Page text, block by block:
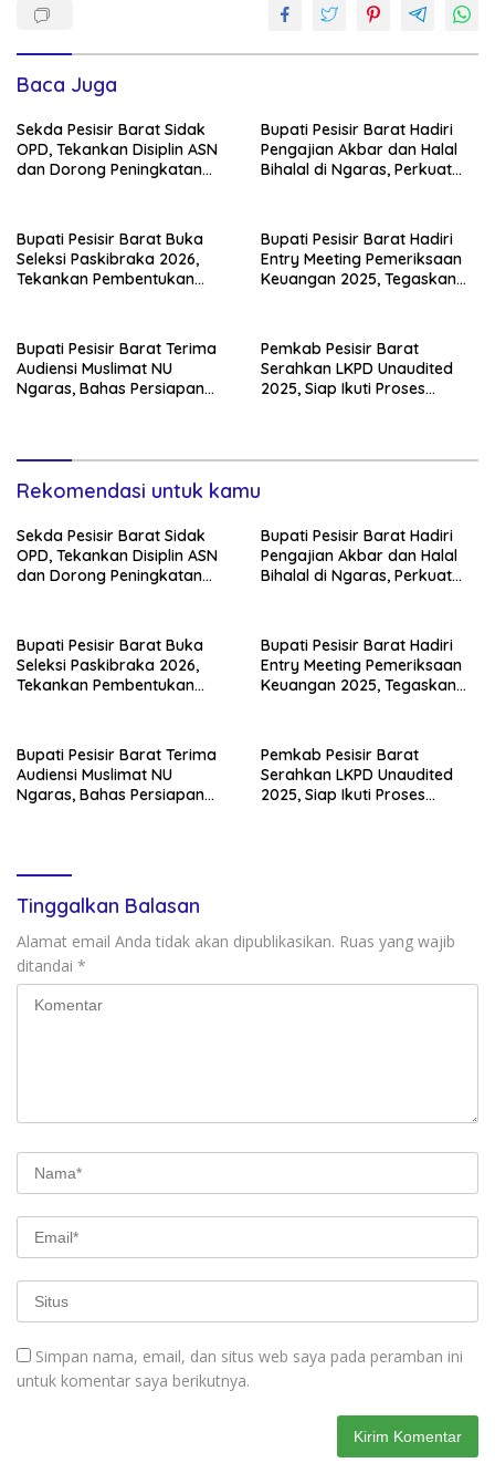
Baca Juga
Sekda Pesisir Barat Sidak
OPD, Tekankan Disiplin ASN
dan Dorong Peningkatan
Bupati Pesisir Barat Hadiri
Pengajian Akbar dan Halal
Bihalal di Ngaras, Perkuat
Bupati Pesisir Barat Buka
Seleksi Paskibraka 2026,
Tekankan Pembentukan
Bupati Pesisir Barat Hadiri
Entry Meeting Pemeriksaan
Keuangan 2025, Tegaskan
Bupati Pesisir Barat Terima
Audiensi Muslimat NU
Ngaras, Bahas Persiapan
Pemkab Pesisir Barat
Serahkan LKPD Unaudited
2025, Siap Ikuti Proses
Rekomendasi untuk kamu
Sekda Pesisir Barat Sidak
OPD, Tekankan Disiplin ASN
dan Dorong Peningkatan
Bupati Pesisir Barat Hadiri
Pengajian Akbar dan Halal
Bihalal di Ngaras, Perkuat
Bupati Pesisir Barat Buka
Seleksi Paskibraka 2026,
Tekankan Pembentukan
Bupati Pesisir Barat Hadiri
Entry Meeting Pemeriksaan
Keuangan 2025, Tegaskan
Bupati Pesisir Barat Terima
Audiensi Muslimat NU
Ngaras, Bahas Persiapan
Pemkab Pesisir Barat
Serahkan LKPD Unaudited
2025, Siap Ikuti Proses
Tinggalkan Balasan
Alamat email Anda tidak akan dipublikasikan. Ruas yang wajib
ditandai *
Simpan nama, email, dan situs web saya pada peramban ini
untuk komentar saya berikutnya.